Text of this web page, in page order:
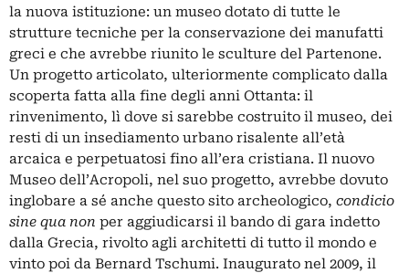
la nuova istituzione: un museo dotato di tutte le
strutture tecniche per la conservazione dei manufatti
greci e che avrebbe riunito le sculture del Partenone.
Un progetto articolato, ulteriormente complicato dalla
scoperta fatta alla fine degli anni Ottanta: il
rinvenimento, lì dove si sarebbe costruito il museo, dei
resti di un insediamento urbano risalente all’età
arcaica e perpetuatosi fino all’era cristiana. Il nuovo
Museo dell’Acropoli, nel suo progetto, avrebbe dovuto
inglobare a sé anche questo sito archeologico, condicio
sine qua non per aggiudicarsi il bando di gara indetto
dalla Grecia, rivolto agli architetti di tutto il mondo e
vinto poi da Bernard Tschumi. Inaugurato nel 2009, il